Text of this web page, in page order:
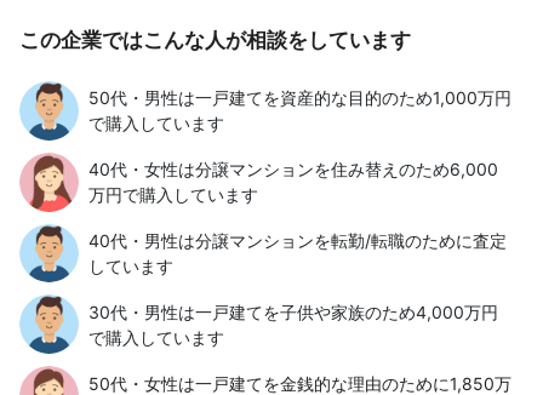
この企業ではこんな人が相談をしています
50代・男性は一戸建てを資産的な目的のため1,000万円
で購入しています
40代・女性は分譲マンションを住み替えのため6,000
万円で購入しています
40代・男性は分譲マンションを転勤/転職のために査定
しています
30代・男性は一戸建てを子供や家族のため4,000万円
で購入しています
50代・女性は一戸建てを金銭的な理由のために1,850万